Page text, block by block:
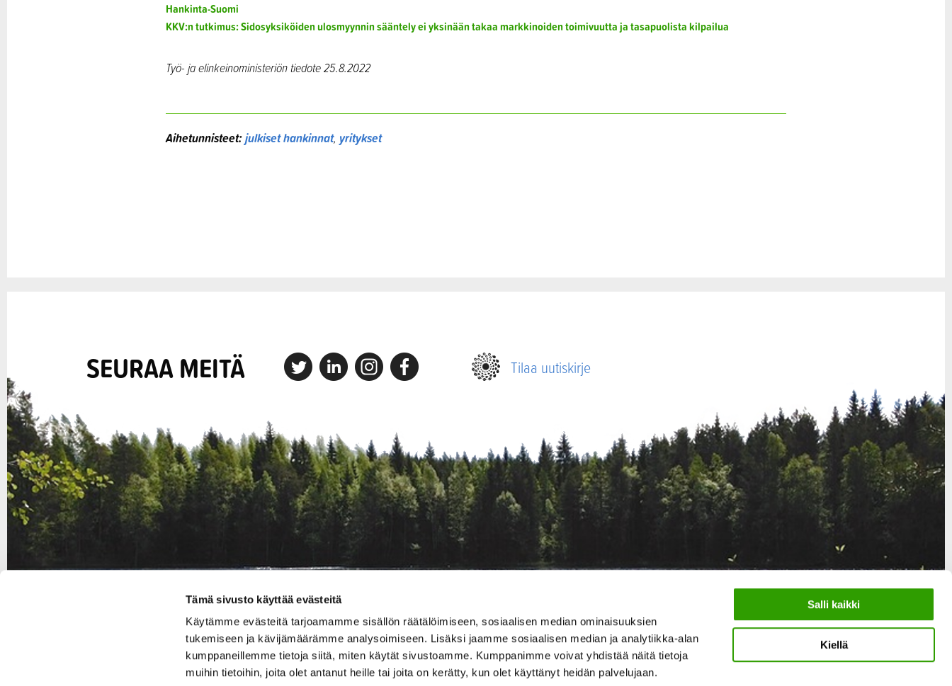
Tämä sivusto käyttää evästeitä
Käytämme evästeitä tarjoamamme sisällön räätälöimiseen, sosiaalisen median ominaisuuksien
tukemiseen ja kävijämäärämme analysoimiseen. Lisäksi jaamme sosiaalisen median ja analytiikka-alan
kumppaneillemme tietoja siitä, miten käytät sivustoamme. Kumppanimme voivat yhdistää näitä tietoja
muihin tietoihin, joita olet antanut heille tai joita on kerätty, kun olet käyttänyt heidän palvelujaan.
Salli kaikki
Kiellä
Hankinta-Suomi
KKV:n tutkimus: Sidosyksiköiden ulosmyynnin sääntely ei yksinään takaa markkinoiden toimivuutta ja tasapuolista kilpailua
Työ- ja elinkeinoministeriön tiedote 25.8.2022
Aihetunnisteet:julkiset hankinnat, yritykset
SEURAA MEITÄ X Linkedin InstagramFacebook Tilaa uutiskirje